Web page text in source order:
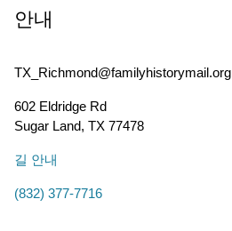
안내
TX_Richmond@familyhistorymail.org
602 Eldridge Rd
Sugar Land, TX 77478
길 안내
(832) 377-7716